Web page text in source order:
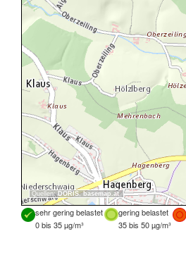
Quellen: DORIS,basemap.at
sehr gering belastet gering belastet
0 bis 35 µg/m³
35 bis 50 µg/m³